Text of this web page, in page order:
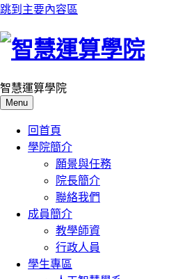
跳到主要內容區
智慧運算學院
Menu
回首頁
學院簡介
願景與任務
院長簡介
聯絡我們
成員簡介
教學師資
行政人員
學生專區